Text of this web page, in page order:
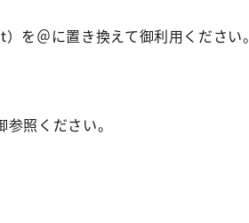
を＠に置き換えて御利用ください。
参照ください。